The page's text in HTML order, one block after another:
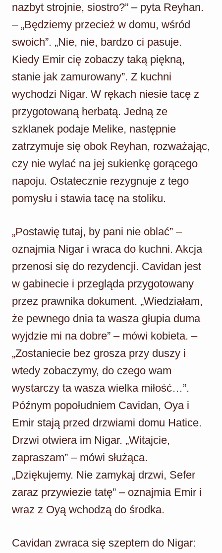
nazbyt strojnie, siostro?” – pyta Reyhan.
– „Będziemy przecież w domu, wśród
swoich”. „Nie, nie, bardzo ci pasuje.
Kiedy Emir cię zobaczy taką piękną,
stanie jak zamurowany”. Z kuchni
wychodzi Nigar. W rękach niesie tacę z
przygotowaną herbatą. Jedną ze
szklanek podaje Melike, następnie
zatrzymuje się obok Reyhan, rozważając,
czy nie wylać na jej sukienkę gorącego
napoju. Ostatecznie rezygnuje z tego
pomysłu i stawia tacę na stoliku.
„Postawię tutaj, by pani nie oblać” –
oznajmia Nigar i wraca do kuchni. Akcja
przenosi się do rezydencji. Cavidan jest
w gabinecie i przegląda przygotowany
przez prawnika dokument. „Wiedziałam,
że pewnego dnia ta wasza głupia duma
wyjdzie mi na dobre” – mówi kobieta. –
„Zostaniecie bez grosza przy duszy i
wtedy zobaczymy, do czego wam
wystarczy ta wasza wielka miłość…”.
Późnym popołudniem Cavidan, Oya i
Emir stają przed drzwiami domu Hatice.
Drzwi otwiera im Nigar. „Witajcie,
zapraszam” – mówi służąca.
„Dziękujemy. Nie zamykaj drzwi, Sefer
zaraz przywiezie tatę” – oznajmia Emir i
wraz z Oyą wchodzą do środka.
Cavidan zwraca się szeptem do Nigar: